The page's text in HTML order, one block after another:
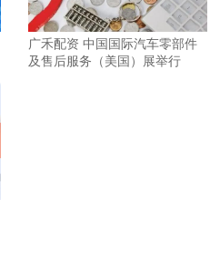
广禾配资 中国国际汽车零部件
及售后服务（美国）展举行